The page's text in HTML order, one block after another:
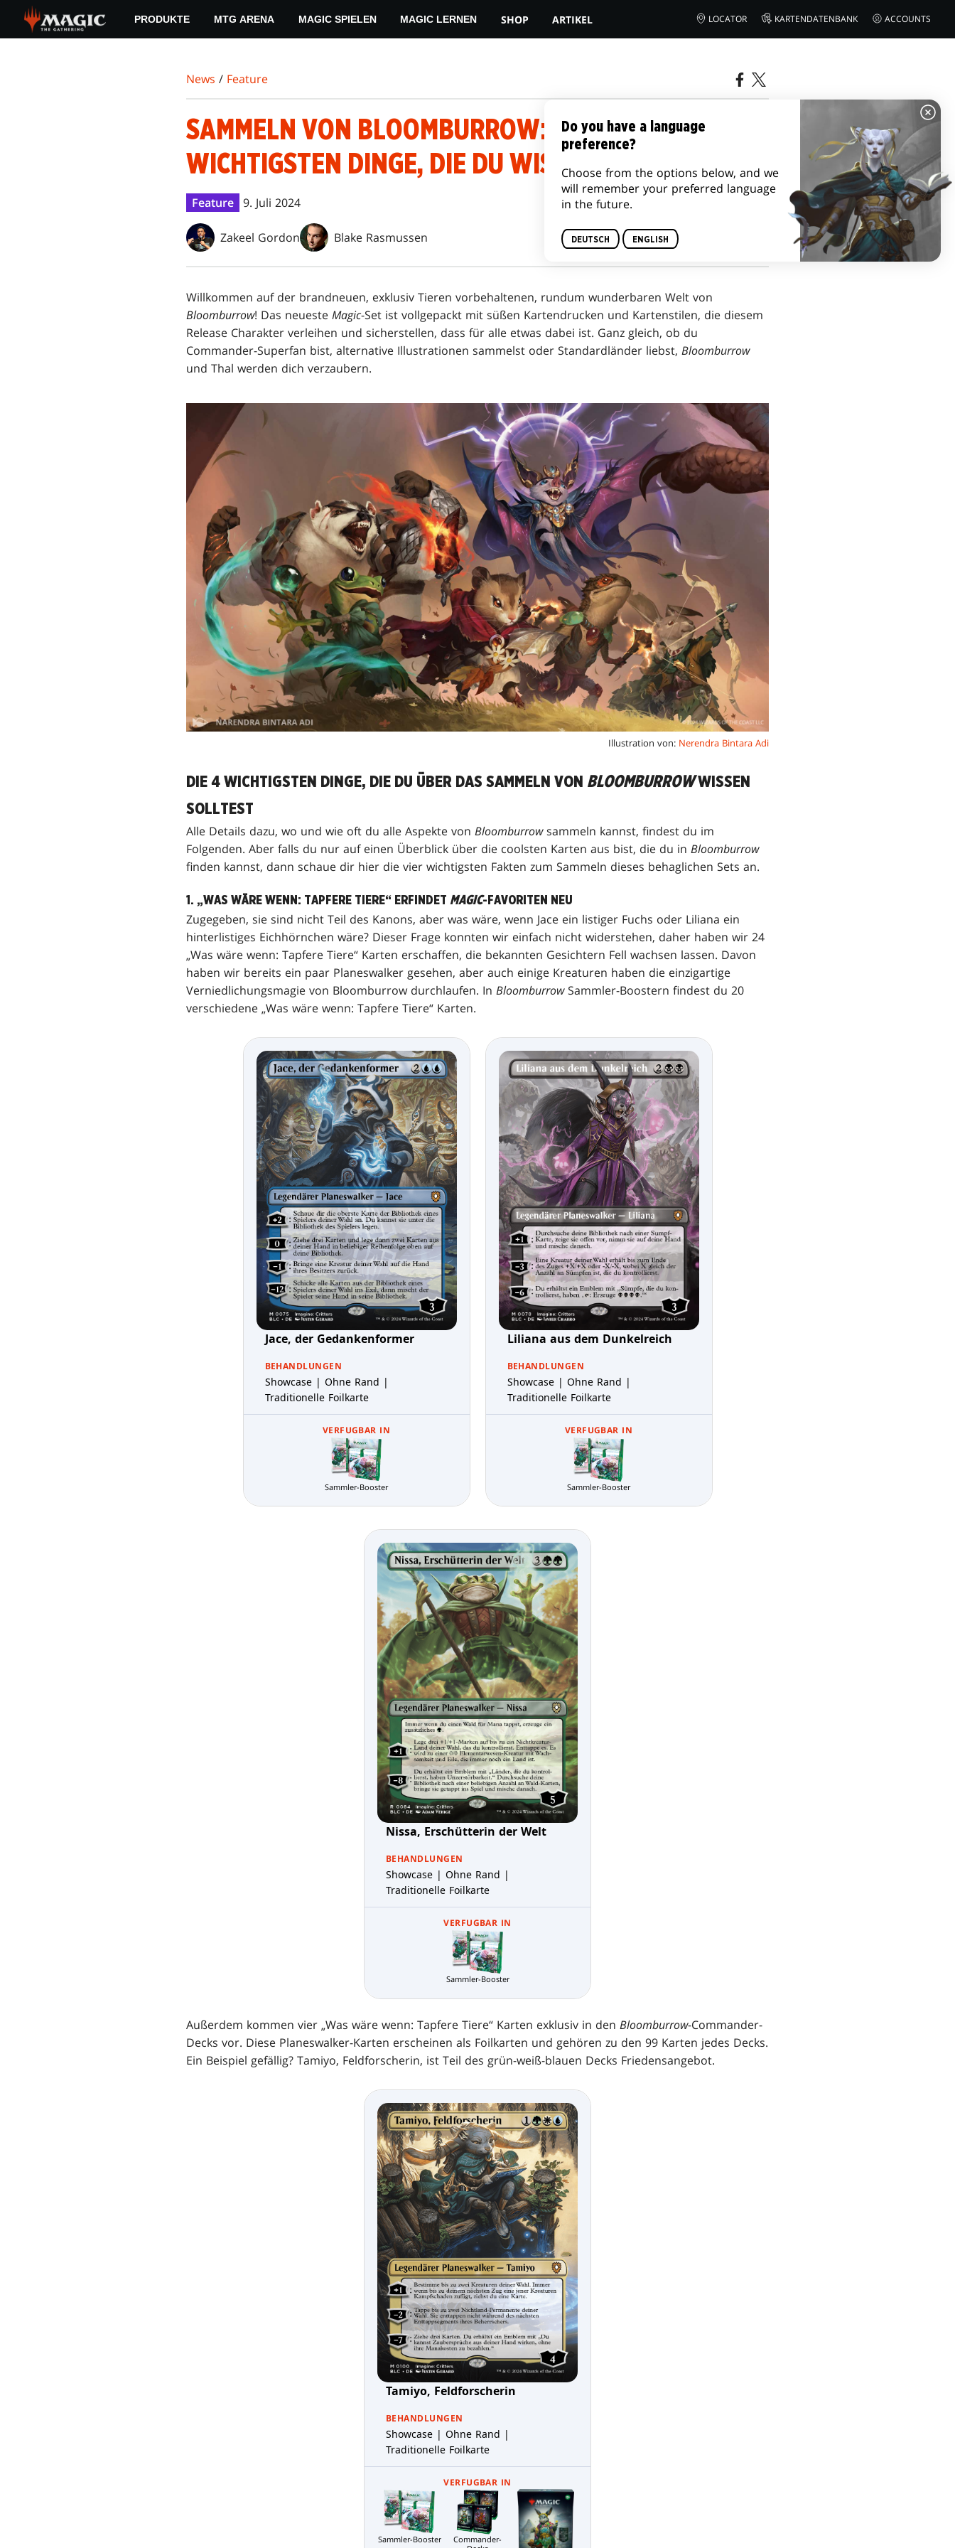
main
PRODUKTE MTG ARENA MAGIC SPIELEN MAGIC LERNEN SHOP ARTIKEL LOCATOR KARTENDATENBANK ACCOUNTS
News / Feature
SAMMELN VON BLOOMBURROW: DIE 4
WICHTIGSTEN DINGE, DIE DU WISSEN MUSST
Feature 9. Juli 2024
Zakeel Gordon Blake Rasmussen
Willkommen auf der brandneuen, exklusiv Tieren vorbehaltenen, rundum wunderbaren Welt von
Bloomburrow! Das neueste Magic-Set ist vollgepackt mit süßen Kartendrucken und Kartenstilen, die diesem
Release Charakter verleihen und sicherstellen, dass für alle etwas dabei ist. Ganz gleich, ob du
Commander-Superfan bist, alternative Illustrationen sammelst oder Standardländer liebst, Bloomburrow
und Thal werden dich verzaubern.
Illustration von: Nerendra Bintara Adi
DIE 4 WICHTIGSTEN DINGE, DIE DU ÜBER DAS SAMMELN VON BLOOMBURROWWISSEN
SOLLTEST
Alle Details dazu, wo und wie oft du alle Aspekte von Bloomburrowsammeln kannst, findest du im
Folgenden. Aber falls du nur auf einen Überblick über die coolsten Karten aus bist, die du in Bloomburrow
finden kannst, dann schaue dir hier die vier wichtigsten Fakten zum Sammeln dieses behaglichen Sets an.
1. „WAS WÄRE WENN: TAPFERE TIERE“ ERFINDET MAGIC-FAVORITEN NEU
Zugegeben, sie sind nicht Teil des Kanons, aber was wäre, wenn Jace ein listiger Fuchs oder Liliana ein
hinterlistiges Eichhörnchen wäre? Dieser Frage konnten wir einfach nicht widerstehen, daher haben wir 24
„Was wäre wenn: Tapfere Tiere“ Karten erschaffen, die bekannten Gesichtern Fell wachsen lassen. Davon
haben wir bereits ein paar Planeswalker gesehen, aber auch einige Kreaturen haben die einzigartige
Verniedlichungsmagie von Bloomburrow durchlaufen. In BloomburrowSammler-Boostern findest du 20
verschiedene „Was wäre wenn: Tapfere Tiere“ Karten.
Jace, der Gedankenformer
BEHANDLUNGEN
Showcase | Ohne Rand |
Traditionelle Foilkarte
VERFUGBAR IN
Sammler-Booster
Liliana aus dem Dunkelreich
BEHANDLUNGEN
Showcase | Ohne Rand |
Traditionelle Foilkarte
VERFUGBAR IN
Sammler-Booster
Nissa, Erschütterin der Welt
BEHANDLUNGEN
Showcase | Ohne Rand |
Traditionelle Foilkarte
VERFUGBAR IN
Sammler-Booster
Außerdem kommen vier „Was wäre wenn: Tapfere Tiere“ Karten exklusiv in den Bloomburrow-Commander-
Decks vor. Diese Planeswalker-Karten erscheinen als Foilkarten und gehören zu den 99 Karten jedes Decks.
Ein Beispiel gefällig? Tamiyo, Feldforscherin, ist Teil des grün-weiß-blauen Decks Friedensangebot.
Tamiyo, Feldforscherin
BEHANDLUNGEN
Showcase | Ohne Rand |
Traditionelle Foilkarte
VERFUGBAR IN
Sammler-Booster
Commander-
Do you have a language
preference?
Choose from the options below, and we
will remember your preferred language
in the future.
DEUTSCH ENGLISH